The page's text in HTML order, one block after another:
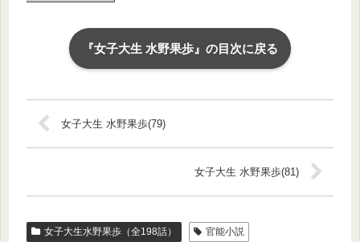
『女子大生 水野果歩』の目次に戻る
女子大生 水野果歩(79)
女子大生 水野果歩(81)
女子大生水野果歩（全198話） 官能小説